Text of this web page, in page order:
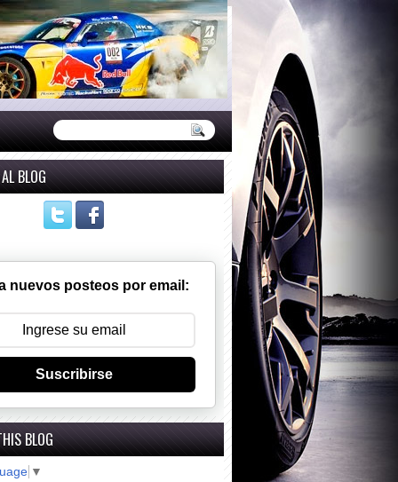
BLOG
nuevos posteos por email:
Suscribirse
BLOG
▼